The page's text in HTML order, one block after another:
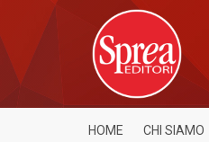
HOME CHI SIAMO